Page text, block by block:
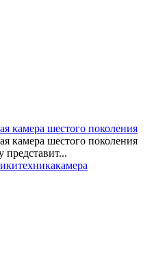
камера шестого поколения
камера шестого поколения
представит...
техникакамера